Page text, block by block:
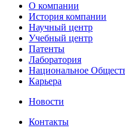
О компании
История компании
Научный центр
Учебный центр
Патенты
Лаборатория
Национальное
Карьера
Новости
Контакты